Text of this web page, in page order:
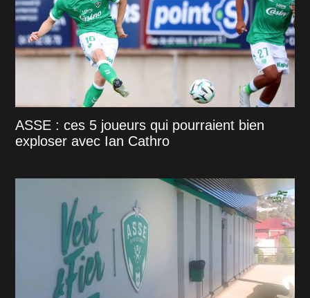
ASSE : ces 5 joueurs qui pourraient bien
exploser avec Ian Cathro